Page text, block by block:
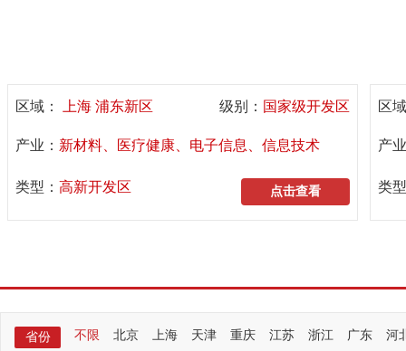
区域： 上海 浦东新区 级别： 国家级开发区
产业： 新材料、医疗健康、电子信息、信息技术
类型： 高新开发区 点击查看
区
产
类
省份 不限 北京 上海 天津 重庆 江苏 浙江 广东 河